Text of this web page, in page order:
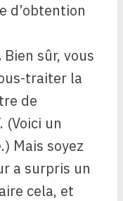
d’obtention
Bien sûr, vous
traiter la
de
(Voici un
Mais soyez
a surpris un
cela, et